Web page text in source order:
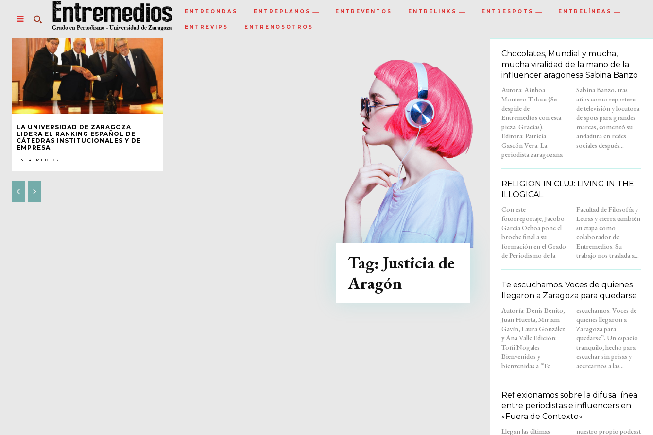
ENTREONDAS ENTREPLANOS ENTREVENTOS ENTRELINKS ENTRESPOTS ENTRELÍNEAS
ENTREVIPS ENTRENOSOTROS
LA UNIVERSIDAD DE ZARAGOZA
LIDERA EL RANKING ESPAÑOL DE
CÁTEDRAS INSTITUCIONALES Y DE
EMPRESA
ENTREMEDIOS
Tag: Justicia de
Aragón
Chocolates, Mundial y mucha,
mucha viralidad de la mano de la
influencer aragonesa Sabina Banzo
Autora: Ainhoa
Montero Tolosa (Se
despide de
Entremedios con esta
pieza. Gracias).
Editora: Patricia
Gascón Vera. La
periodista zaragozana
Sabina Banzo, tras
años como reportera
de televisión y locutora
de spots para grandes
marcas, comenzó su
andadura en redes
sociales después...
RELIGION IN CLUJ: LIVING IN THE
ILLOGICAL
Con este
fotorreportaje, Jacobo
García Ochoa pone el
broche final a su
formación en el Grado
de Periodismo de la
Facultad de Filosofía y
Letras y cierra también
su etapa como
colaborador de
Entremedios. Su
trabajo nos traslada a...
Te escuchamos. Voces de quienes
llegaron a Zaragoza para quedarse
Autoría: Denis Benito,
Juan Huerta, Miriam
Gavín, Laura González
y Ana Valle Edición:
Toñi Nogales
Bienvenidos y
bienvenidas a “Te
escuchamos. Voces de
quienes llegaron a
Zaragoza para
quedarse”. Un espacio
tranquilo, hecho para
escuchar sin prisas y
acercarnos a las...
Reflexionamos sobre la difusa línea
entre periodistas e influencers en
«Fuera de Contexto»
Llegan las últimas
nuestro propio podcast